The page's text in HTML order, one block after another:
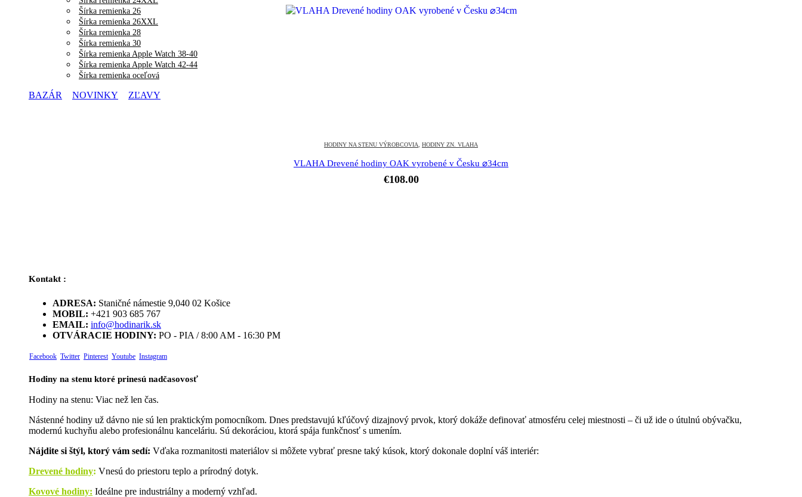
Šírka remienka 26
Šírka remienka 26XXL
Šírka remienka 28
Šírka remienka 30
Šírka remienka Apple Watch 38-40
Šírka remienka Apple Watch 42-44
Šírka remienka oceľová
BAZÁR NOVINKY ZĽAVY
HODINY NA STENU VÝROBCOVIA HODINY ZN. VLAHA
VLAHA Drevené hodiny OAK vyrobené v Česku ⌀34cm
€108.00
Kontakt :
ADRESA: Staničné námestie 9,040 02 Košice
MOBIL: +421 903 685 767
EMAIL: info@hodinarik.sk
OTVÁRACIE HODINY: PO - PIA / 8:00 AM - 16:30 PM
Facebook Twitter Pinterest Youtube Instagram
Hodiny na stenu ktoré prinesú nadčasovosť
Hodiny na stenu: Viac než len čas.
Nástenné hodiny už dávno nie sú len praktickým pomocníkom. Dnes predstavujú kľúčový dizajnový prvok, ktorý dokáže definovať atmosféru celej miestnosti – či už ide o útulnú obývačku,
modernú kuchyňu alebo profesionálnu kanceláriu. Sú dekoráciou, ktorá spája funkčnosť s umením.
Nájdite si štýl, ktorý vám sedí: Vďaka rozmanitosti materiálov si môžete vybrať presne taký kúsok, ktorý dokonale doplní váš interiér:
Drevené hodiny: Vnesú do priestoru teplo a prírodný dotyk.
Kovové hodiny: Ideálne pre industriálny a moderný vzhľad.